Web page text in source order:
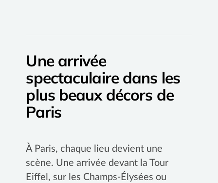
Une arrivée
spectaculaire dans les
plus beaux décors de
Paris
À Paris, chaque lieu devient une
scène. Une arrivée devant la Tour
Eiffel, sur les Champs-Élysées ou